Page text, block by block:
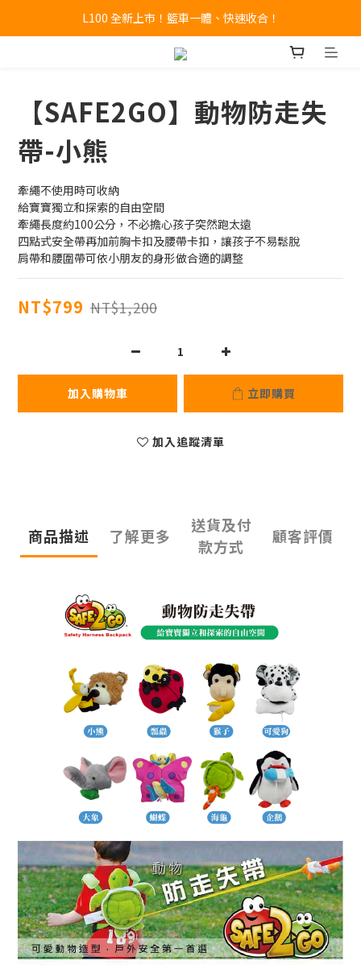
🔥全新 X100 中大型寵物推車熱賣中🔥
L100 全新上市！籃車一體、快速收合！
A9 Plus 外出神器！舒適、安全、好收！
【SAFE2GO】動物防走失
帶-小熊
牽繩不使用時可收納
給寶寶獨立和探索的自由空間
牽繩長度約100公分，不必擔心孩子突然跑太遠
四點式安全帶再加前胸卡扣及腰帶卡扣，讓孩子不易鬆脫
肩帶和腰圍帶可依小朋友的身形做合適的調整
NT$799 NT$1,200
加入購物車 立即購買
加入追蹤清單
商品描述 了解更多
送貨及付
款方式
顧客評價